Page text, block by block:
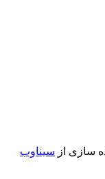
سازی از سیناوب